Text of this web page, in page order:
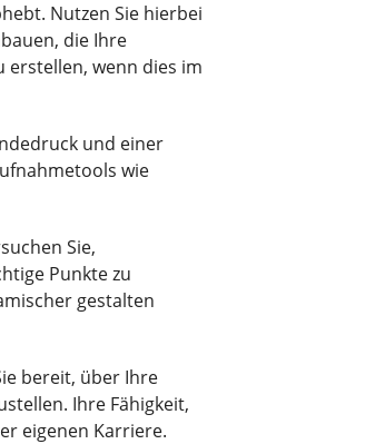
Nutzen Sie hierbei
die Ihre
erstellen, wenn dies im
und einer
wie
Sie,
Punkte zu
gestalten
bereit, über Ihre
Ihre Fähigkeit,
eigenen Karriere.